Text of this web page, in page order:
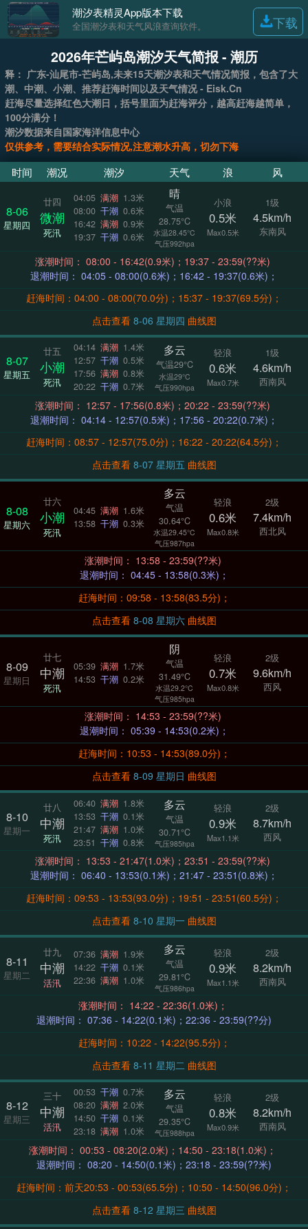
潮汐表精灵App版本下载
全国潮汐表和天气风浪查询软件。 下载
2026年芒屿岛潮汐天气简报 - 潮历
释： 广东-汕尾市-芒屿岛,未来15天潮汐表和天气情况简报，包含了大
潮、中潮、小潮、推荐赶海时间以及天气情况 - Eisk.Cn
赶海尽量选择红色大潮日，括号里面为赶海评分，越高赶海越简单，
100分满分！
潮汐数据来自国家海洋信息中心
仅供参考，需要结合实际情况,注意潮水升高，切勿下海
时间 潮况 潮汐 天气 浪 风
8-06
星期四
廿四
微潮
死汛
04:05 满潮 1.3米
08:00 干潮 0.6米
16:42 满潮 0.9米
19:37 干潮 0.6米
晴
气温
28.75°C
水温28.45°C
气压992hpa
小浪
0.5米
Max0.5米
1级
4.5km/h
东南风
涨潮时间： 08:00 - 16:42(0.9米)；19:37 - 23:59(??米)
退潮时间： 04:05 - 08:00(0.6米)；16:42 - 19:37(0.6米)；
赶海时间：04:00 - 08:00(70.0分)；15:37 - 19:37(69.5分)；
点击查看
8-06 星期四 曲线图
8-07
星期五
廿五
小潮
死汛
04:14 满潮 1.4米
12:57 干潮 0.5米
17:56 满潮 0.8米
20:22 干潮 0.7米
多云
气温29°C
水温29°C
气压990hpa
轻浪
0.6米
Max0.7米
1级
4.6km/h
西南风
涨潮时间： 12:57 - 17:56(0.8米)；20:22 - 23:59(??米)
退潮时间： 04:14 - 12:57(0.5米)；17:56 - 20:22(0.7米)；
赶海时间：08:57 - 12:57(75.0分)；16:22 - 20:22(64.5分)；
点击查看
8-07 星期五 曲线图
8-08
星期六
廿六
小潮
死汛
04:45 满潮 1.6米
13:58 干潮 0.3米
多云
气温
30.64°C
水温29.45°C
气压987hpa
轻浪
0.6米
Max0.8米
2级
7.4km/h
西北风
涨潮时间： 13:58 - 23:59(??米)
退潮时间： 04:45 - 13:58(0.3米)；
赶海时间：09:58 - 13:58(83.5分)；
点击查看
8-08 星期六 曲线图
8-09
星期日
廿七
中潮
死汛
05:39 满潮 1.7米
14:53 干潮 0.2米
阴
气温
31.49°C
水温29.2°C
气压985hpa
轻浪
0.7米
Max0.8米
2级
9.6km/h
西风
涨潮时间： 14:53 - 23:59(??米)
退潮时间： 05:39 - 14:53(0.2米)；
赶海时间：10:53 - 14:53(89.0分)；
点击查看
8-09 星期日 曲线图
8-10
星期一
廿八
中潮
死汛
06:40 满潮 1.8米
13:53 干潮 0.1米
21:47 满潮 1.0米
23:51 干潮 0.8米
多云
气温
30.71°C
气压985hpa
轻浪
0.9米
Max1.1米
2级
8.7km/h
西风
涨潮时间： 13:53 - 21:47(1.0米)；23:51 - 23:59(??米)
退潮时间： 06:40 - 13:53(0.1米)；21:47 - 23:51(0.8米)；
赶海时间：09:53 - 13:53(93.0分)；19:51 - 23:51(60.5分)；
点击查看
8-10 星期一 曲线图
8-11
星期二
廿九
中潮
活汛
07:36 满潮 1.9米
14:22 干潮 0.1米
22:36 满潮 1.0米
多云
气温
29.81°C
气压986hpa
轻浪
0.9米
Max1.1米
2级
8.2km/h
西南风
涨潮时间： 14:22 - 22:36(1.0米)；
退潮时间： 07:36 - 14:22(0.1米)；22:36 - 23:59(??分)
赶海时间：10:22 - 14:22(95.5分)；
点击查看
8-11 星期二 曲线图
8-12
星期三
三十
中潮
活汛
00:53 干潮 0.7米
08:20 满潮 2.0米
14:50 干潮 0.1米
23:18 满潮 1.0米
多云
气温
29.35°C
气压988hpa
轻浪
0.8米
Max0.9米
2级
8.2km/h
西南风
涨潮时间： 00:53 - 08:20(2.0米)；14:50 - 23:18(1.0米)；
退潮时间： 08:20 - 14:50(0.1米)；23:18 - 23:59(??米)
赶海时间：前天20:53 - 00:53(65.5分)；10:50 - 14:50(96.0分)；
点击查看
8-12 星期三 曲线图